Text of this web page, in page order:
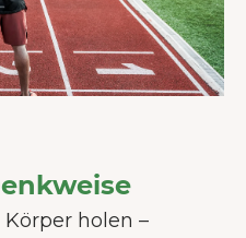
holen –